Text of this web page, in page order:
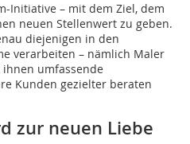
Initiative – mit dem Ziel, dem
neuen Stellenwert zu geben.
diejenigen in den
verarbeiten – nämlich Maler
umfassende
Kunden gezielter beraten
zur neuen Liebe